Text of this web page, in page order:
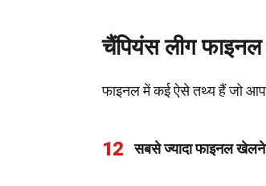
चैंपियंस लीग
फाइनल में कई ऐसे तथ्य हैं जो
12 सबसे ज्यादा फाइनल खेलने